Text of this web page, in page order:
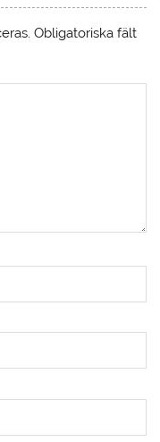
Obligatoriska fält